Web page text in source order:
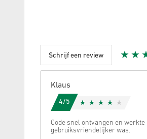
Schrijf een review
Klaus
4/5
Code snel ontvangen en
gebruiksvriendelijker was.